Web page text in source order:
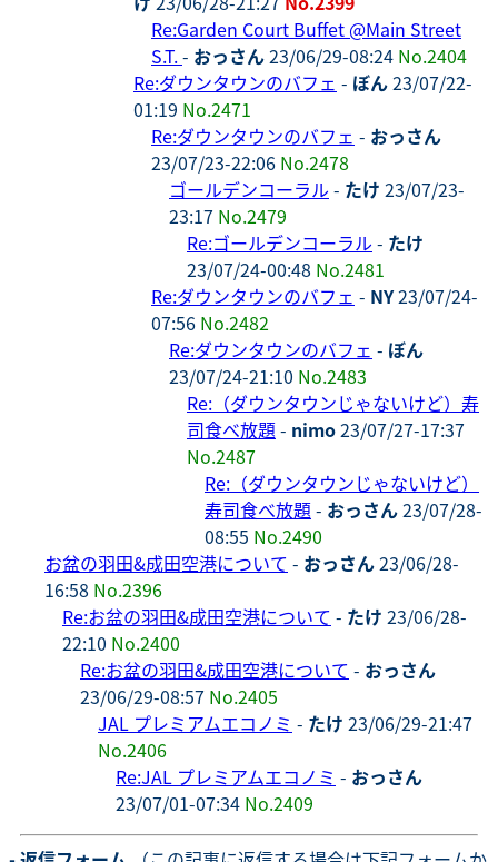
Re:Garden Court Buffet @Main Street
S.T.- おっさん23/06/29-08:24 No.2404
Re:ダウンタウンのバフェ - ぼん23/07/22-
01:19 No.2471
Re:ダウンタウンのバフェ - おっさん
23/07/23-22:06 No.2478
ゴールデンコーラル - たけ 23/07/23-
23:17 No.2479
Re:ゴールデンコーラル - たけ
23/07/24-00:48 No.2481
Re:ダウンタウンのバフェ - NY23/07/24-
07:56 No.2482
Re:ダウンタウンのバフェ - ぼん
23/07/24-21:10 No.2483
Re:（ダウンタウンじゃないけど）寿
司食べ放題- nimo23/07/27-17:37
No.2487
Re:（ダウンタウンじゃないけど）
寿司食べ放題- おっさん23/07/28-
08:55 No.2490
お盆の羽田&成田空港について - おっさん23/06/28-
16:58 No.2396
Re:お盆の羽田&成田空港について - たけ 23/06/28-
22:10 No.2400
Re:お盆の羽田&成田空港について - おっさん
23/06/29-08:57 No.2405
JAL プレミアムエコノミ - たけ 23/06/29-21:47
No.2406
Re:JAL プレミアムエコノミ - おっさん
23/07/01-07:34 No.2409